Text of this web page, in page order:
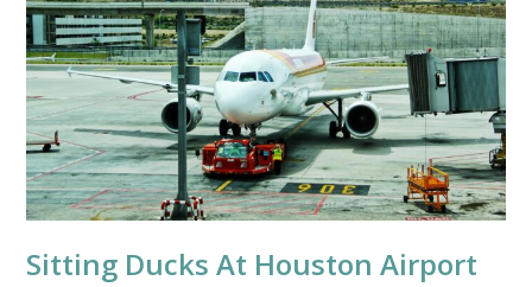
Sitting Ducks At Houston Airport